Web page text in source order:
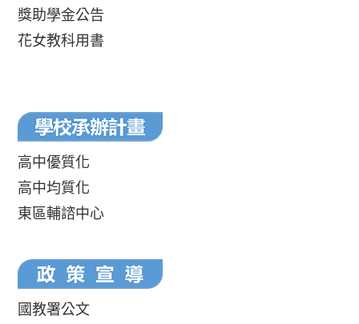
獎助學金公告
花女教科用書
高中優質化
高中均質化
東區輔諮中心
國教署公文